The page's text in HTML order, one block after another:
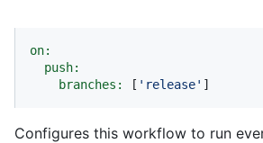
on:
push:
branches:
[ 'release' ]
Configures this workflow to run